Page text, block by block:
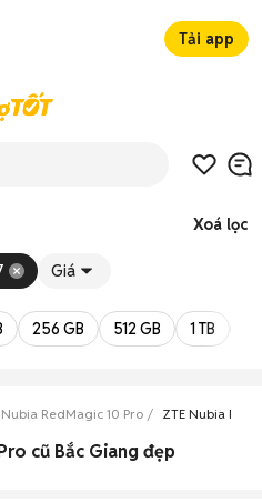
Tải app
Xoá lọc
Giá
256 GB 512 GB 1 TB
Nubia RedMagic 10 Pro ZTE Nubia
cũ Bắc Giang đẹp